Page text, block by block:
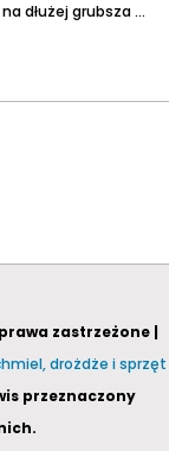
grubsza warstwa.
zastrzeżone |
drożdże i sprzęt
przeznaczony